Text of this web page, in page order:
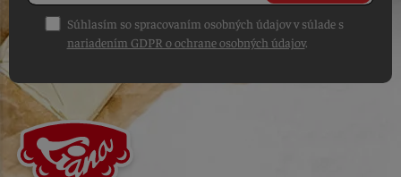
Súhlasím so spracovaním osobných údajov v súlade s
nariadením GDPR o ochrane osobných údajov.